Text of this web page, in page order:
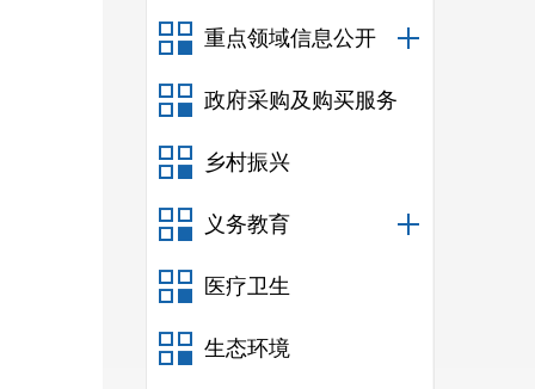
重点领域信息公开
政府采购及购买服务
乡村振兴
义务教育
医疗卫生
生态环境